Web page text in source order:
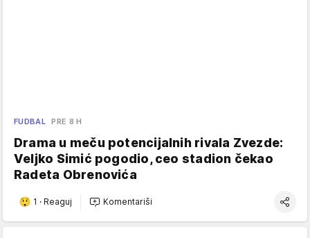
FUDBAL PRE 8 H
Drama u meču potencijalnih rivala Zvezde:
Veljko Simić pogodio, ceo stadion čekao
Radeta Obrenovića
1 · Reaguj Komentariši